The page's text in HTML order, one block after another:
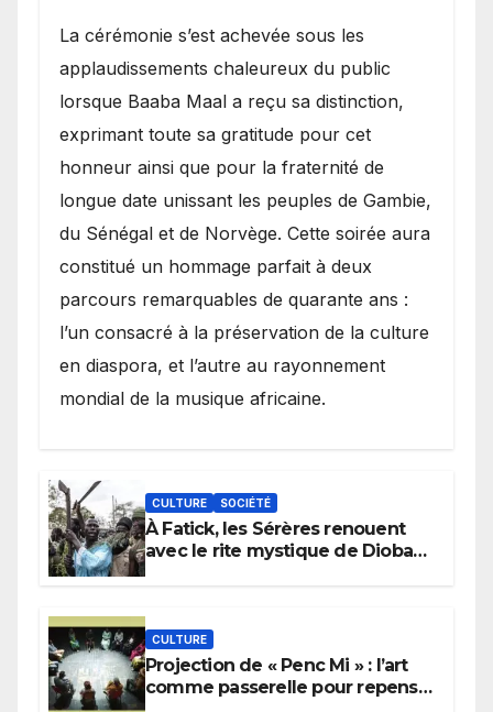
​La cérémonie s’est achevée sous les
applaudissements chaleureux du public
lorsque Baaba Maal a reçu sa distinction,
exprimant toute sa gratitude pour cet
honneur ainsi que pour la fraternité de
longue date unissant les peuples de Gambie,
du Sénégal et de Norvège. Cette soirée aura
constitué un hommage parfait à deux
parcours remarquables de quarante ans :
l’un consacré à la préservation de la culture
en diaspora, et l’autre au rayonnement
mondial de la musique africaine.
CULTURE SOCIÉTÉ
À Fatick, les Sérères renouent
avec le rite mystique de Diobaye
CULTURE
Projection de « Penc Mi » : l’art
comme passerelle pour repenser